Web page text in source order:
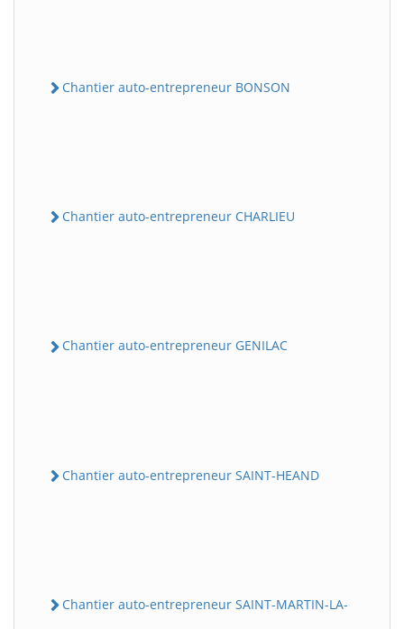
Chantier auto-entrepreneur BONSON
Chantier auto-entrepreneur CHARLIEU
Chantier auto-entrepreneur GENILAC
Chantier auto-entrepreneur SAINT-HEAND
Chantier auto-entrepreneur SAINT-MARTIN-LA-